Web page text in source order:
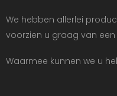
We hebben allerlei
voorzien u graag van
Waarmee kunnen we u